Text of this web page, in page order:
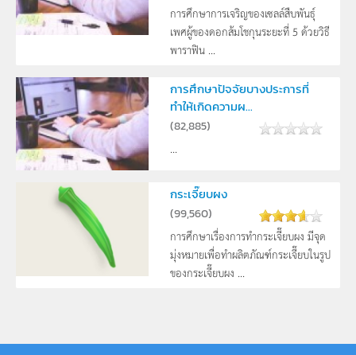
การศึกษาการเจริญของเซลล์สืบพันธุ์
เพศผู้ของดอกส้มโชกุนระยะที่ 5 ด้วยวิธี
พาราฟิน ...
การศึกษาปัจจัยบางประการที่
ทำให้เกิดความผ...
(82,885)
...
กระเจี๊ยบผง
(99,560)
การศึกษาเรื่องการทำกระเจี๊ยบผง มีจุด
มุ่งหมายเพื่อทำผลิตภัณฑ์กระเจี๊ยบในรูป
ของกระเจี๊ยบผง ...